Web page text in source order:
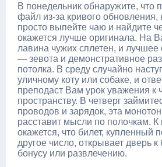
В понедельник обнаружите, что
файл из-за кривого обновления,
просто выпейте чаю и найдите
окажется лучше оригинала. На
лавина чужих сплетен, и
— зевота и демонстративное
потолка. В среду случайно
уличному коту или собаке, и
преподаст Вам урок уважения к
пространству. В четверг
проводов и зарядок, эта
расставит мысли по полочкам.
окажется, что билет, купленный
другое число, открывает дверь
бонусу или развлечению.